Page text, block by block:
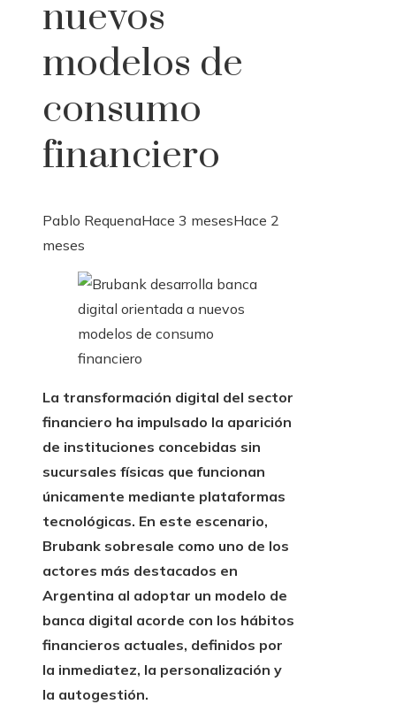
nuevos
modelos de
consumo
financiero
Pablo RequenaHace 3 mesesHace 2
meses
La transformación digital del sector
financiero ha impulsado la aparición
de instituciones concebidas sin
sucursales físicas que funcionan
únicamente mediante plataformas
tecnológicas. En este escenario,
Brubank sobresale como uno de los
actores más destacados en
Argentina al adoptar un modelo de
banca digital acorde con los hábitos
financieros actuales, definidos por
la inmediatez, la personalización y
la autogestión.